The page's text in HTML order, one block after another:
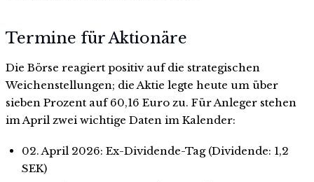
Termine für Aktionäre
Die Börse reagiert positiv auf die strategischen
Weichenstellungen; die Aktie legte heute um über
sieben Prozent auf 60,16 Euro zu. Für Anleger stehen
im April zwei wichtige Daten im Kalender:
02. April 2026: Ex-Dividende-Tag (Dividende: 1,2
SEK)